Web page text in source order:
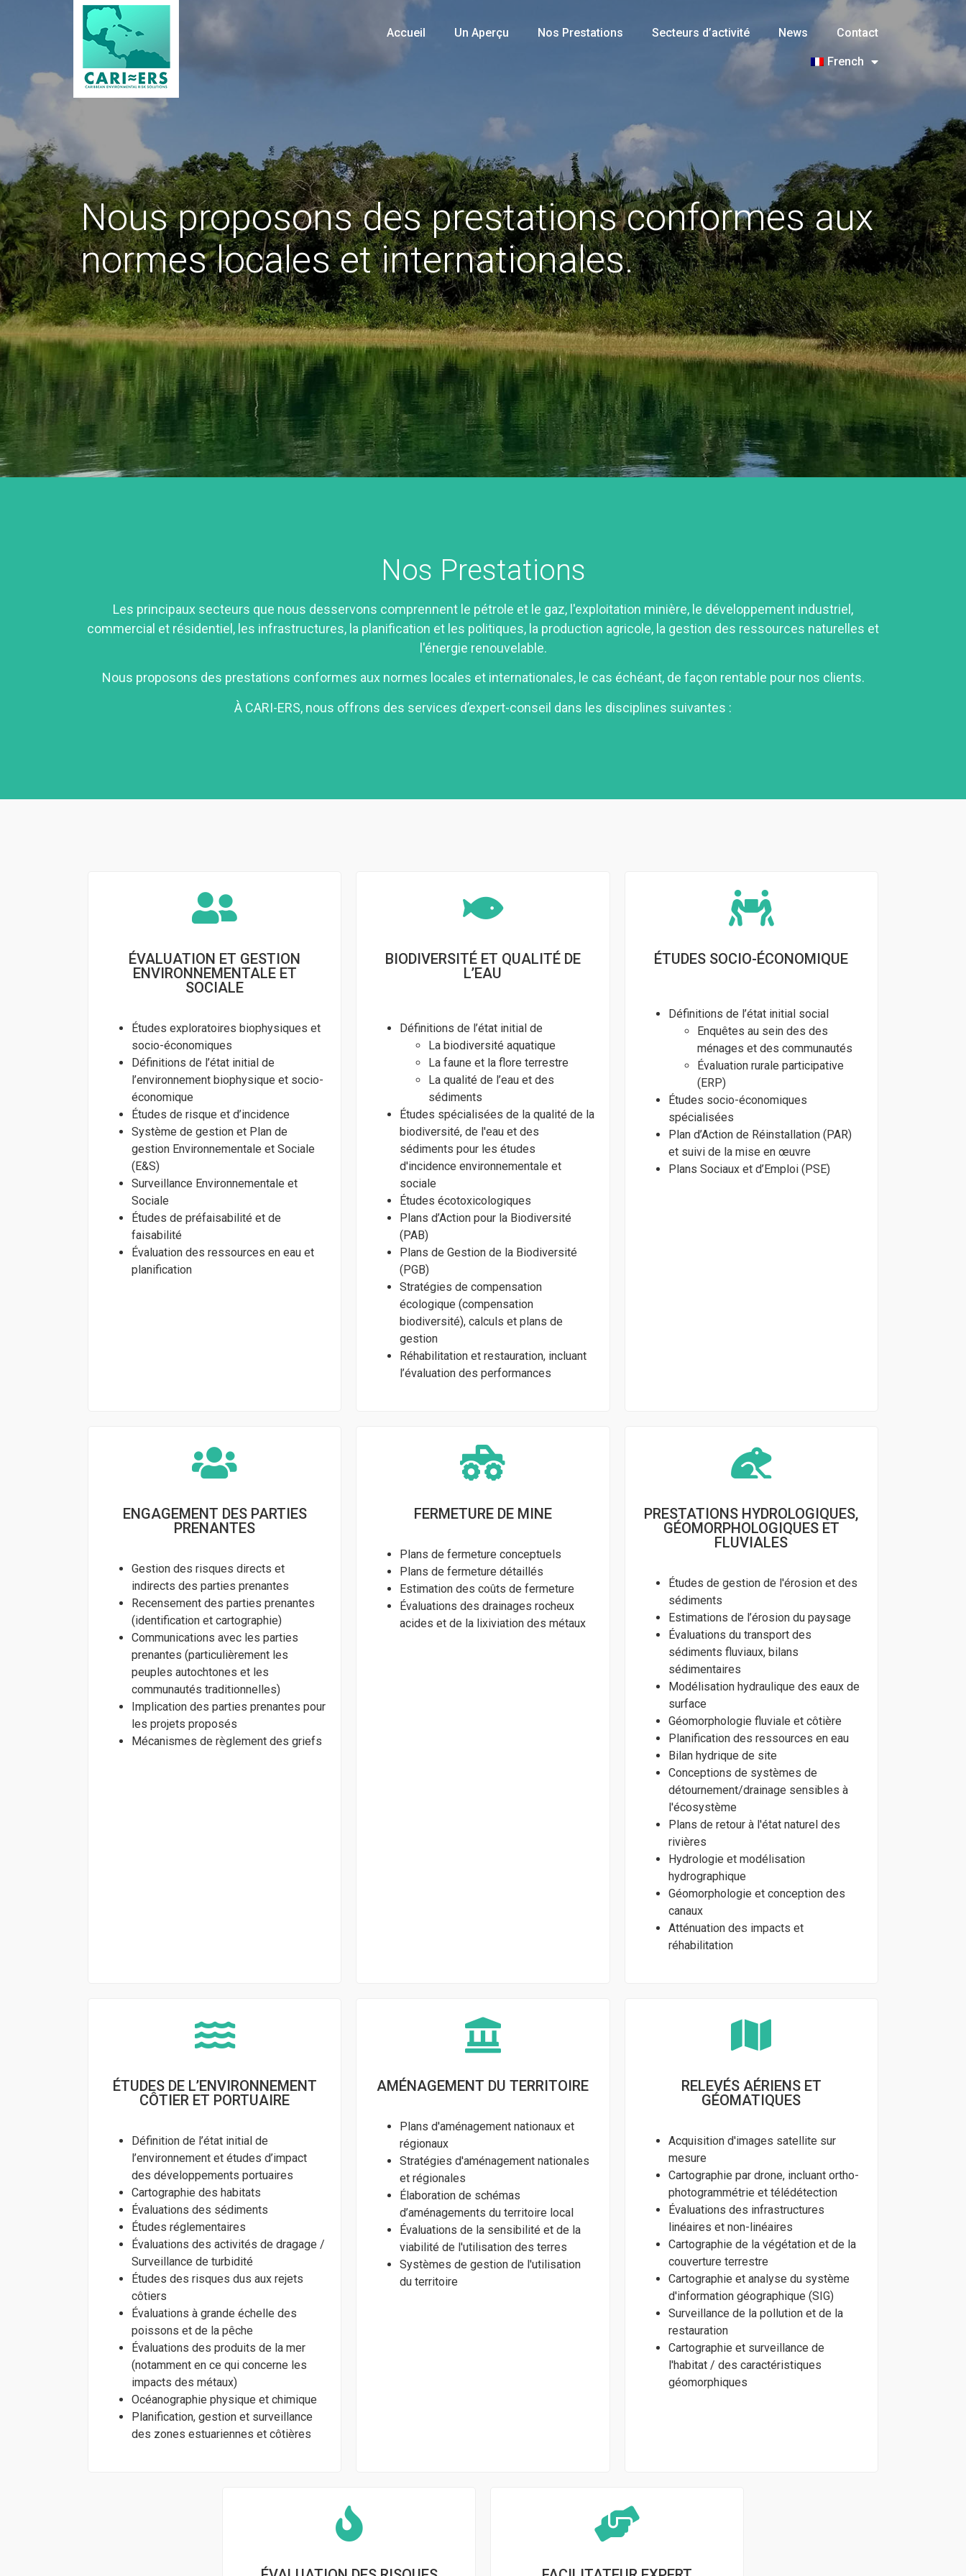
Accueil Un Aperçu Nos Prestations Secteurs d’activité News Contact
French
Nous proposons des prestations conformes aux
normes locales et internationales.
Nos Prestations
Les principaux secteurs que nous desservons comprennent le pétrole et le gaz, l'exploitation minière, le développement industriel,
commercial et résidentiel, les infrastructures, la planification et les politiques, la production agricole, la gestion des ressources naturelles et
l'énergie renouvelable.
Nous proposons des prestations conformes aux normes locales et internationales, le cas échéant, de façon rentable pour nos clients.
À CARI-ERS, nous offrons des services d’expert-conseil dans les disciplines suivantes :
ÉVALUATION ET GESTION
ENVIRONNEMENTALE ET
SOCIALE
Études exploratoires biophysiques et
socio-économiques
Définitions de l’état initial de
l’environnement biophysique et socio-
économique
Études de risque et d’incidence
Système de gestion et Plan de
gestion Environnementale et Sociale
(E&S)
Surveillance Environnementale et
Sociale
Études de préfaisabilité et de
faisabilité
Évaluation des ressources en eau et
planification
BIODIVERSITÉ ET QUALITÉ DE
L’EAU
Définitions de l’état initial de
La biodiversité aquatique
La faune et la flore terrestre
La qualité de l’eau et des
sédiments
Études spécialisées de la qualité de la
biodiversité, de l'eau et des
sédiments pour les études
d'incidence environnementale et
sociale
Études écotoxicologiques
Plans d’Action pour la Biodiversité
(PAB)
Plans de Gestion de la Biodiversité
(PGB)
Stratégies de compensation
écologique (compensation
biodiversité), calculs et plans de
gestion
Réhabilitation et restauration, incluant
l’évaluation des performances
ÉTUDES SOCIO-ÉCONOMIQUE
Définitions de l’état initial social
Enquêtes au sein des des
ménages et des communautés
Évaluation rurale participative
(ERP)
Études socio-économiques
spécialisées
Plan d’Action de Réinstallation (PAR)
et suivi de la mise en œuvre
Plans Sociaux et d’Emploi (PSE)
ENGAGEMENT DES PARTIES
PRENANTES
Gestion des risques directs et
indirects des parties prenantes
Recensement des parties prenantes
(identification et cartographie)
Communications avec les parties
prenantes (particulièrement les
peuples autochtones et les
communautés traditionnelles)
Implication des parties prenantes pour
les projets proposés
Mécanismes de règlement des griefs
FERMETURE DE MINE
Plans de fermeture conceptuels
Plans de fermeture détaillés
Estimation des coûts de fermeture
Évaluations des drainages rocheux
acides et de la lixiviation des métaux
PRESTATIONS HYDROLOGIQUES,
GÉOMORPHOLOGIQUES ET
FLUVIALES
Études de gestion de l'érosion et des
sédiments
Estimations de l’érosion du paysage
Évaluations du transport des
sédiments fluviaux, bilans
sédimentaires
Modélisation hydraulique des eaux de
surface
Géomorphologie fluviale et côtière
Planification des ressources en eau
Bilan hydrique de site
Conceptions de systèmes de
détournement/drainage sensibles à
l'écosystème
Plans de retour à l'état naturel des
rivières
Hydrologie et modélisation
hydrographique
Géomorphologie et conception des
canaux
Atténuation des impacts et
réhabilitation
ÉTUDES DE L’ENVIRONNEMENT
CÔTIER ET PORTUAIRE
Définition de l’état initial de
l’environnement et études d’impact
des développements portuaires
Cartographie des habitats
Évaluations des sédiments
Études réglementaires
Évaluations des activités de dragage /
Surveillance de turbidité
Études des risques dus aux rejets
côtiers
Évaluations à grande échelle des
poissons et de la pêche
Évaluations des produits de la mer
(notamment en ce qui concerne les
impacts des métaux)
Océanographie physique et chimique
Planification, gestion et surveillance
des zones estuariennes et côtières
AMÉNAGEMENT DU TERRITOIRE
Plans d'aménagement nationaux et
régionaux
Stratégies d'aménagement nationales
et régionales
Élaboration de schémas
d’aménagements du territoire local
Évaluations de la sensibilité et de la
viabilité de l'utilisation des terres
Systèmes de gestion de l'utilisation
du territoire
RELEVÉS AÉRIENS ET
GÉOMATIQUES
Acquisition d'images satellite sur
mesure
Cartographie par drone, incluant ortho-
photogrammétrie et télédétection
Évaluations des infrastructures
linéaires et non-linéaires
Cartographie de la végétation et de la
couverture terrestre
Cartographie et analyse du système
d'information géographique (SIG)
Surveillance de la pollution et de la
restauration
Cartographie et surveillance de
l'habitat / des caractéristiques
géomorphiques